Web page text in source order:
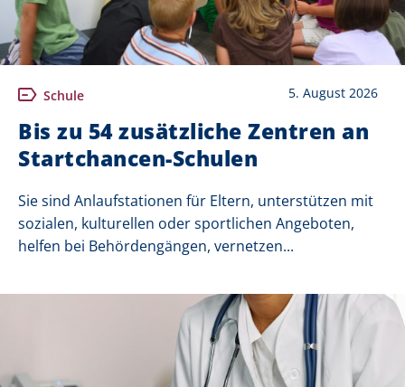
Schule 5. August 2026
Bis zu 54 zusätzliche Zentren an
Startchancen-Schulen
Sie sind Anlaufstationen für Eltern, unterstützen mit
sozialen, kulturellen oder sportlichen Angeboten,
helfen bei Behördengängen, vernetzen...